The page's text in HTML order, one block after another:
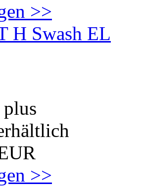
>>
H Swash EL
>>